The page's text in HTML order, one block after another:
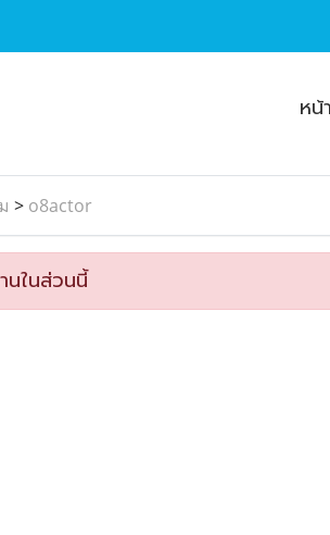
หน้
> o8actor
นในส่วนนี้